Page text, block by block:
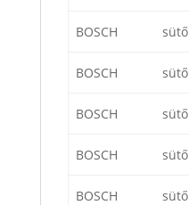
BOSCH sütő
BOSCH sütő
BOSCH sütő
BOSCH sütő
BOSCH sütő